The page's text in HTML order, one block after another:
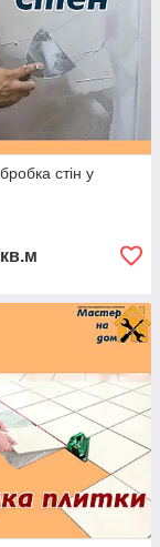
майстром по
"Майстер дім"
стін у